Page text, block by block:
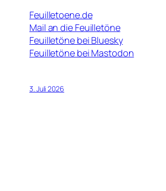
Feuilletoene.de
Mail an die Feuilletöne
Feuilletöne bei Bluesky
Feuilletöne bei Mastodon
3. Juli 2026